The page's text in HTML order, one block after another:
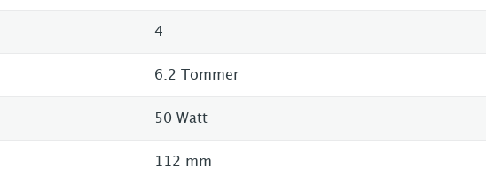
4
6.2 Tommer
50 Watt
112 mm